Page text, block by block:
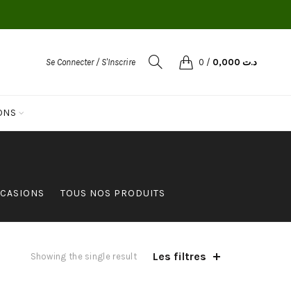
Se Connecter / S'Inscrire 0 / د.ت
TOUS NOS PRODUITS
Showing the single result Les filtres